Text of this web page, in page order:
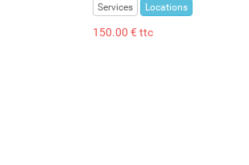
Services Locations
150.00 € ttc